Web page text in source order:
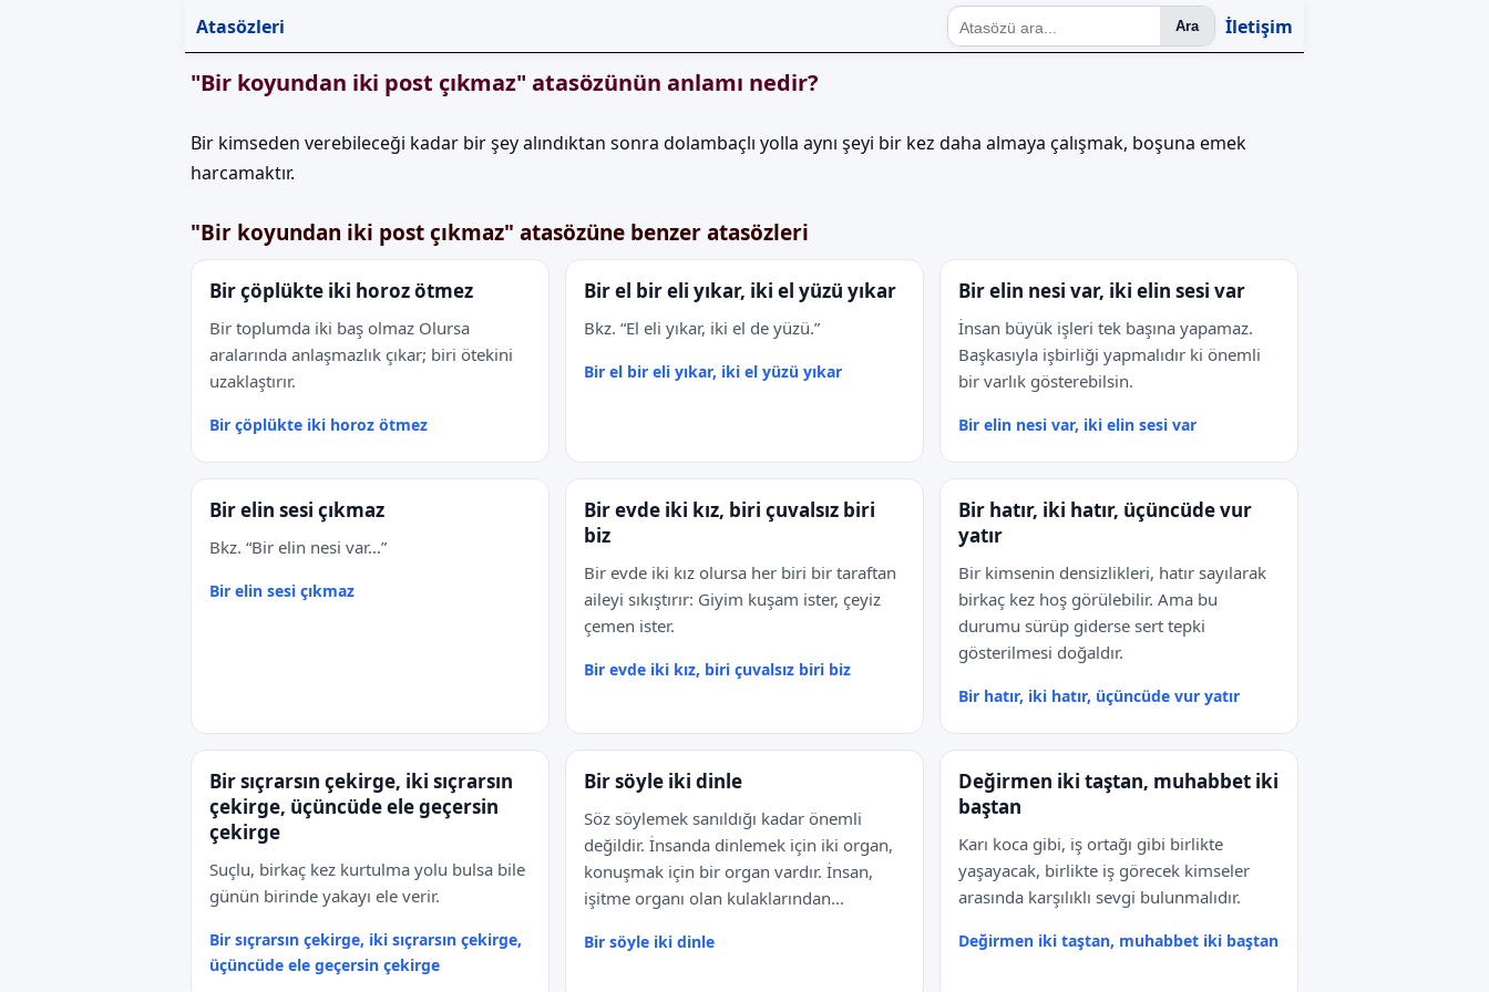
Atasözleri Ara İletişim
"Bir koyundan iki post çıkmaz" atasözünün anlamı nedir?
Bir kimseden verebileceği kadar bir şey alındıktan sonra dolambaçlı yolla aynı şeyi bir kez daha almaya çalışmak, boşuna emek
harcamaktır.
"Bir koyundan iki post çıkmaz" atasözüne benzer atasözleri
Bir çöplükte iki horoz ötmez
Bir toplumda iki baş olmaz Olursa
aralarında anlaşmazlık çıkar; biri ötekini
uzaklaştırır.
Bir çöplükte iki horoz ötmez
Bir el bir eli yıkar, iki el yüzü yıkar
Bkz. “El eli yıkar, iki el de yüzü.”
Bir el bir eli yıkar, iki el yüzü yıkar
Bir elin nesi var, iki elin sesi var
İnsan büyük işleri tek başına yapamaz.
Başkasıyla işbirliği yapmalıdır ki önemli
bir varlık gösterebilsin.
Bir elin nesi var, iki elin sesi var
Bir elin sesi çıkmaz
Bkz. “Bir elin nesi var…”
Bir elin sesi çıkmaz
Bir evde iki kız, biri çuvalsız biri
biz
Bir evde iki kız olursa her biri bir taraftan
aileyi sıkıştırır: Giyim kuşam ister, çeyiz
çemen ister.
Bir evde iki kız, biri çuvalsız biri biz
Bir hatır, iki hatır, üçüncüde vur
yatır
Bir kimsenin densizlikleri, hatır sayılarak
birkaç kez hoş görülebilir. Ama bu
durumu sürüp giderse sert tepki
gösterilmesi doğaldır.
Bir hatır, iki hatır, üçüncüde vur yatır
Bir sıçrarsın çekirge, iki sıçrarsın
çekirge, üçüncüde ele geçersin
çekirge
Suçlu, birkaç kez kurtulma yolu bulsa bile
günün birinde yakayı ele verir.
Bir sıçrarsın çekirge, iki sıçrarsın çekirge,
üçüncüde ele geçersin çekirge
Bir söyle iki dinle
Söz söylemek sanıldığı kadar önemli
değildir. İnsanda dinlemek için iki organ,
konuşmak için bir organ vardır. İnsan,
işitme organı olan kulaklarından...
Bir söyle iki dinle
Değirmen iki taştan, muhabbet iki
baştan
Karı koca gibi, iş ortağı gibi birlikte
yaşayacak, birlikte iş görecek kimseler
arasında karşılıklı sevgi bulunmalıdır.
Değirmen iki taştan, muhabbet iki baştan